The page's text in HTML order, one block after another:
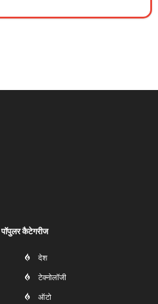
पॉपुलर कैटेगरीज
देश
टेक्नोलॉजी
ऑटो